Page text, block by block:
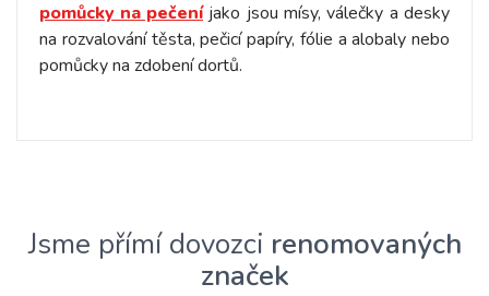
pomůcky na pečeníjako jsou mísy, válečky a desky
na rozvalování těsta, pečicí papíry, fólie a alobaly nebo
pomůcky na zdobení dortů.
Jsme přímí dovozci renomovaných
značek